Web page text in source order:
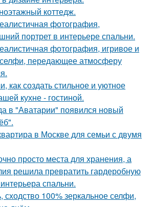
коттедж.
фотография,
портрет в интерьере спальни.
фотография, игривое и
передающее атмосферу
как создать стильное и уютное
кухне - гостиной.
в "Аватарии" появился новый
в Москве для семьи с двумя
просто места для хранения, а
решила превратить гардеробную
спальни.
сходство 100% зеркальное селфи,